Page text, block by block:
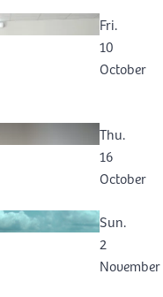
Fri.
10
October
Thu.
16
October
Sun.
2
November